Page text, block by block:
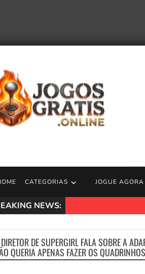
CATEGORIAS JOGUE AGORA
NEWS:
DE SUPERGIRL FALA SOBRE A
QUERIA APENAS FAZER OS